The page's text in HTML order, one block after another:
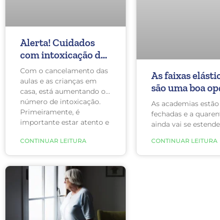
Alerta! Cuidados
com intoxicação de
crianças neste
período de
isolamento social
Com o cancelamento das
aulas e as crianças em
casa, está aumentando o
número de intoxicação.
Primeiramente, é
importante estar atento e
produtos de limpeza
crianças o tempo todo!
CONTINUAR LEITURA
As faixas
são uma boa
para se
casa?
As academias estão
fechadas e a
ainda vai se
isso, se exercitar em
é fundamental para
CONTINUAR LEITURA